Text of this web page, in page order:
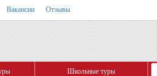
Вакансии Отзывы
Школьные туры